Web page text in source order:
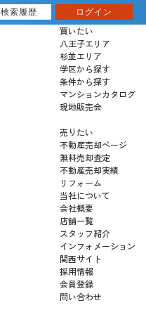
買いたい
八王子エリア
杉並エリア
学区から探す
条件から探す
マンションカタログ
現地販売会
売りたい
不動産売却ページ
無料売却査定
不動産売却実績
リフォーム
当社について
会社概要
店舗一覧
スタッフ紹介
インフォメーション
関西サイト
採用情報
会員登録
問い合わせ
検索履歴 ログイン